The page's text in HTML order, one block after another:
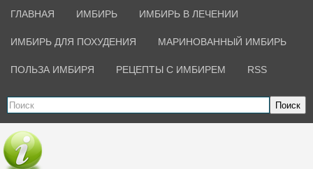
ГЛАВНАЯ ИМБИРЬ ИМБИРЬ В ЛЕЧЕНИИ
ИМБИРЬ ДЛЯ ПОХУДЕНИЯ МАРИНОВАННЫЙ ИМБИРЬ
ПОЛЬЗА ИМБИРЯ РЕЦЕПТЫ С ИМБИРЕМ RSS
Поиск